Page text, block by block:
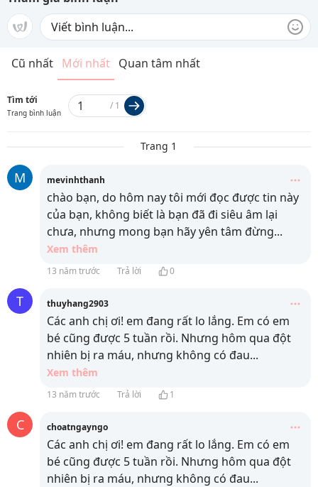
Cũ nhất Mới nhất Quan tâm nhất
Tìm tới
Trang bình luận
/ 1
Trang 1
M mevinhthanh
chào bạn, do hôm nay tôi mới đọc được tin này
của bạn, không biết là bạn đã đi siêu âm lại
chưa, nhưng mong bạn hãy yên tâm đừng...
Xem thêm
13 năm trước Trả lời 0
T thuyhang2903
Các anh chị ơi! em đang rất lo lắng. Em có em
bé cũng được 5 tuần rồi. Nhưng hôm qua đột
nhiên bị ra máu, nhưng không có đau...
Xem thêm
13 năm trước Trả lời 1
C choatngayngo
Các anh chị ơi! em đang rất lo lắng. Em có em
bé cũng được 5 tuần rồi. Nhưng hôm qua đột
nhiên bị ra máu, nhưng không có đau...